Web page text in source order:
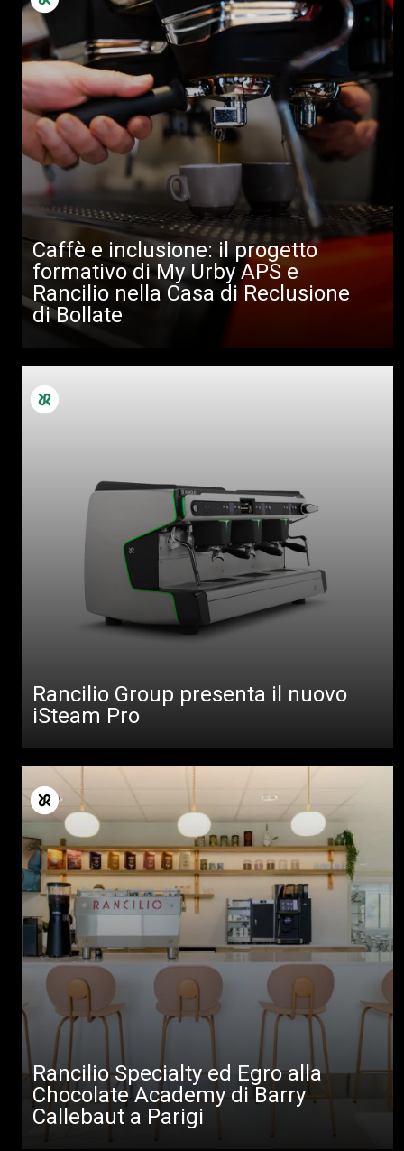
Caffè e inclusione: il progetto
formativo di My Urby APS e
Rancilio nella Casa di Reclusione
di Bollate
Rancilio Group presenta il nuovo
iSteam Pro
Rancilio Specialty ed Egro alla
Chocolate Academy di Barry
Callebaut a Parigi